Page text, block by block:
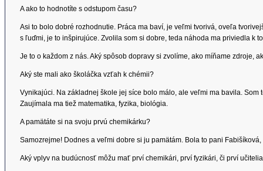
A ako to hodnotíte s odstupom času?
Asi to bolo dobré rozhodnutie. Práca ma baví, je veľmi tvorivá, oveľa
s ľuďmi, je to inšpirujúce. Zvolila som si dobre, teda náhoda ma priviedla k
Je to o každom z nás. Aký spôsob dopravy si zvolíme, ako míňame zdroje,
Aký ste mali ako školáčka vzťah k chémii?
Vynikajúci. Na základnej škole jej síce bolo málo, ale veľmi ma bavila.
Zaujímala ma tiež matematika, fyzika, biológia.
A pamätáte si na svoju prvú chemikárku?
Samozrejme! Dodnes a veľmi dobre si ju pamätám. Bola to pani
Aký vplyv na budúcnosť môžu mať prví chemikári, prví fyzikári, či prví